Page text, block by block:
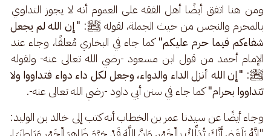
ومن هنا اتفق أيضًا أهل الفقه على العموم أنه لا يجوز التداوي
بالمحرم والنجس من حيث الجملة، لقوله ﷺ: "إن الله لم يجعل
شفاءكم فيما حرم عليكم" كما جاء في البخاري مُعلقًا، وجاء عند
الإمام أحمد من قول ابن مسعود -رضي الله تعالى عنه- ولقوله
ﷺ: "إن الله أنزل الداء والدواء، وجعل لكل داء دواء فتداووا ولا
تتداووا بحرام" كما جاء في سنن أبي داود -رضي الله تعالى عنه-.
وجاء أيضًا عن سيدنا عمر بن الخطاب أنه كتب إلى خالد بن الوليد: